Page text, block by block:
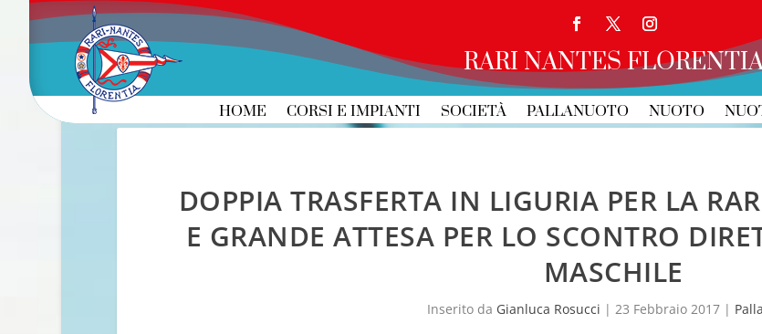
RARI NANTES
HOME CORSI E IMPIANTI SOCIETÀ PALLANUOTO NUOTO
DOPPIA TRASFERTA IN LIGURIA PER LA
E GRANDE ATTESA PER LO SCONTRO
MASCHILE
Inserito da Gianluca Rosucci | 23 Febbraio 2017 |